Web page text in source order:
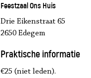
Feestzaal Ons Huis
Drie Eikenstraat 65
2650 Edegem
Praktische informatie
€25 (niet leden).